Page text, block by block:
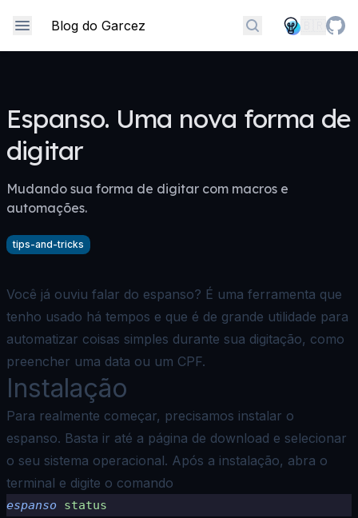
Blog do Garcez
Encontre
Espanso. Uma nova forma de
digitar
Mudando sua forma de digitar com macros e
automações.
tips-and-tricks
Você já ouviu falar do espanso? É uma ferramenta que
tenho usado há tempos e que é de grande utilidade para
automatizar coisas simples durante sua digitação, como
preencher uma data ou um CPF.
Instalação
Para realmente começar, precisamos instalar o
espanso. Basta ir até a página de download e selecionar
o seu sistema operacional. Após a instalação, abra o
terminal e digite o comando
espanso status